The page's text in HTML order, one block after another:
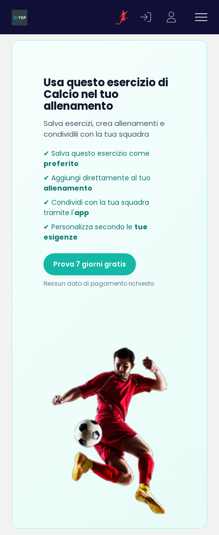
Usa questo esercizio di
Calcio nel tuo
allenamento
Salva esercizi, crea allenamenti e
condividili con la tua squadra
✔ Salva questo esercizio come
preferito
✔ Aggiungi direttamente al tuo
allenamento
✔ Condividi con la tua squadra
tramite l'app
✔ Personalizza secondo le tue
esigenze
Prova 7 giorni gratis
Nessun dato di pagamento richiesto